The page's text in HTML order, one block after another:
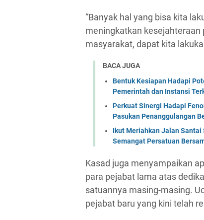
“Banyak hal yang bisa kita
meningkatkan
masyarakat, dapat kita
BACA JUGA
Bentuk Kesiapan Hadapi
Pemerintah dan Instansi
Perkuat Sinergi Hadapi
Pasukan Penanggulangan
Ikut Meriahkan Jalan Santai
Semangat Persatuan
Kasad juga menyampaikan
para pejabat lama atas
satuannya masing-masing.
pejabat baru yang kini telah